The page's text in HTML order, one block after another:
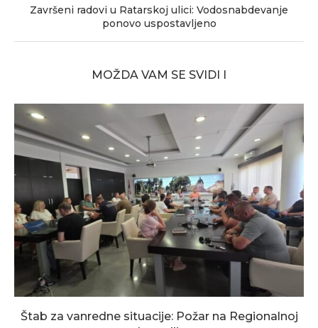
Završeni radovi u Ratarskoj ulici: Vodosnabdevanje
ponovo uspostavljeno
MOŽDA VAM SE SVIDI I
Štab za vanredne situacije: Požar na Regionalnoj